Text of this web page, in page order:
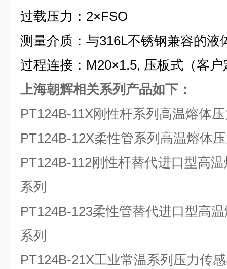
过载压力：2×FSO
测量介质：与316L不锈钢兼容的液
过程连接：M20×1.5, 压板式（客户
上海朝辉相关系列产品如下：
PT124B-11X刚性杆系列高温熔体
PT124B-12X柔性管系列高温熔体
PT124B-112刚性杆替代进口型高
系列
PT124B-123柔性管替代进口型高
系列
PT124B-21X工业常温系列压力传